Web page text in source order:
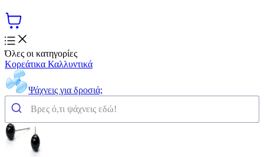
Όλες οι κατηγορίες
Κορεάτικα Καλλυντικά
Ψάχνεις για δροσιά;